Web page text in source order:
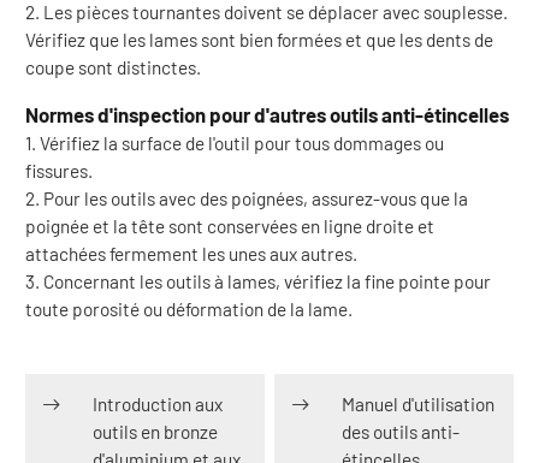
2. Les pièces tournantes doivent se déplacer avec souplesse.
Vérifiez que les lames sont bien formées et que les dents de
coupe sont distinctes.
Normes d'inspection pour d'autres outils anti-étincelles
1. Vérifiez la surface de l'outil pour tous dommages ou
fissures.
2. Pour les outils avec des poignées, assurez-vous que la
poignée et la tête sont conservées en ligne droite et
attachées fermement les unes aux autres.
3. Concernant les outils à lames, vérifiez la fine pointe pour
toute porosité ou déformation de la lame.
Introduction aux
outils en bronze
Manuel d'utilisation
des outils anti-